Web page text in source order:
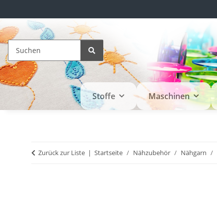
Stoffe Maschinen
Zurück zur Liste Startseite Nähzubehör Nähgarn